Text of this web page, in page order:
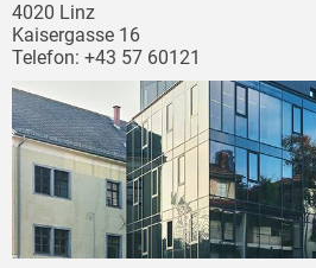
4020 Linz
Kaisergasse 16
Telefon: +43 57 60121